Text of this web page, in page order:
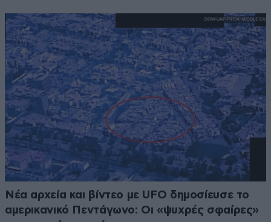
Νέα αρχεία και βίντεο με UFO δημοσίευσε το
αμερικανικό Πεντάγωνο: Οι «ψυχρές σφαίρες»